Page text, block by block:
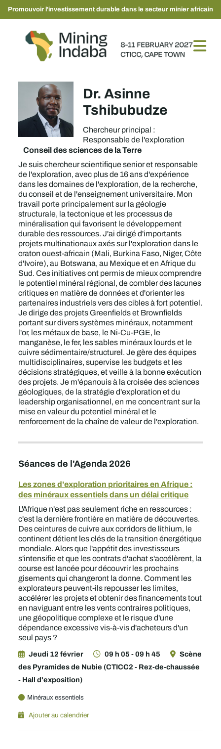
Promouvoir l'investissement durable dans le secteur minier africain
Dr. Asinne
Tshibubudze
Chercheur principal :
Responsable de l'exploration
Conseil des sciences de la Terre
Je suis chercheur scientifique senior et responsable
de l'exploration, avec plus de 16 ans d'expérience
dans les domaines de l'exploration, de la recherche,
du conseil et de l'enseignement universitaire. Mon
travail porte principalement sur la géologie
structurale, la tectonique et les processus de
minéralisation qui favorisent le développement
durable des ressources. J'ai dirigé d'importants
projets multinationaux axés sur l'exploration dans le
craton ouest-africain (Mali, Burkina Faso, Niger, Côte
d'Ivoire), au Botswana, au Mexique et en Afrique du
Sud. Ces initiatives ont permis de mieux comprendre
le potentiel minéral régional, de combler des lacunes
critiques en matière de données et d'orienter les
partenaires industriels vers des cibles à fort potentiel.
Je dirige des projets Greenfields et Brownfields
portant sur divers systèmes minéraux, notamment
l'or, les métaux de base, le Ni-Cu-PGE, le
manganèse, le fer, les sables minéraux lourds et le
cuivre sédimentaire/structurel. Je gère des équipes
multidisciplinaires, supervise les budgets et les
décisions stratégiques, et veille à la bonne exécution
des projets. Je m'épanouis à la croisée des sciences
géologiques, de la stratégie d'exploration et du
leadership organisationnel, en me concentrant sur la
mise en valeur du potentiel minéral et le
renforcement de la chaîne de valeur de l'exploration.
Séances de l'Agenda 2026
Les zones d'exploration prioritaires en Afrique :
des minéraux essentiels dans un délai critique
L'Afrique n'est pas seulement riche en ressources :
c'est la dernière frontière en matière de découvertes.
Des ceintures de cuivre aux corridors de lithium, le
continent détient les clés de la transition énergétique
mondiale. Alors que l'appétit des investisseurs
s'intensifie et que les contrats d'achat s'accélèrent, la
course est lancée pour découvrir les prochains
gisements qui changeront la donne. Comment les
explorateurs peuvent-ils repousser les limites,
accélérer les projets et obtenir des financements tout
en naviguant entre les vents contraires politiques,
une géopolitique complexe et le risque d'une
dépendance excessive vis-à-vis d'acheteurs d'un
seul pays ?
Jeudi 12 février 09 h 05 - 09 h 45
Scène
des Pyramides de Nubie (CTICC2 - Rez-de-chaussée
- Hall d'exposition)
Minéraux essentiels
Ajouter au calendrier